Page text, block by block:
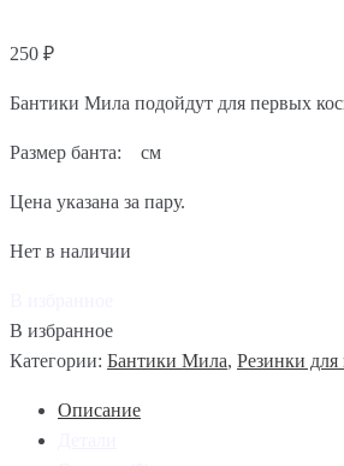
250 ₽
Бантики Мила подойдут для первых
Размер банта: см
Цена указана за пару.
Нет в наличии
В избранное
Категории: Бантики Мила, Резинки для
Описание